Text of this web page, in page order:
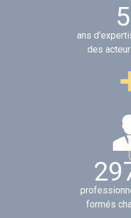
5
ans
des
29
formés